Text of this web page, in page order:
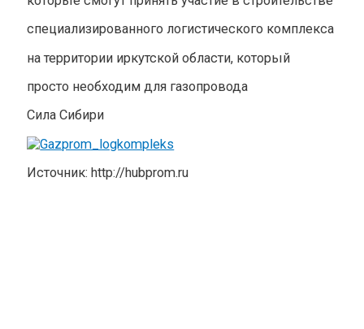
специализированного логистического комплекса
на территории иркутской области, который
просто необходим для газопровода
Сила Сибири
Источник: http://hubprom.ru